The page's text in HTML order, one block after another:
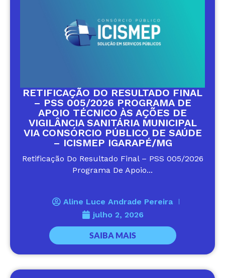
RETIFICAÇÃO DO RESULTADO FINAL
– PSS 005/2026 PROGRAMA DE
APOIO TÉCNICO ÀS AÇÕES DE
VIGILÂNCIA SANITÁRIA MUNICIPAL
VIA CONSÓRCIO PÚBLICO DE SAÚDE
– ICISMEP IGARAPÉ/MG
Retificação Do Resultado Final – PSS 005/2026
Programa De Apoio...
Aline Luce Andrade Pereira
julho 2, 2026
SAIBA MAIS